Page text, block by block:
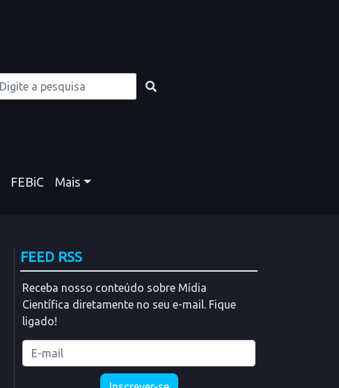
FEBiC Mais
FEED RSS
Receba nosso conteúdo sobre Mídia
Científica diretamente no seu e-mail. Fique
ligado!